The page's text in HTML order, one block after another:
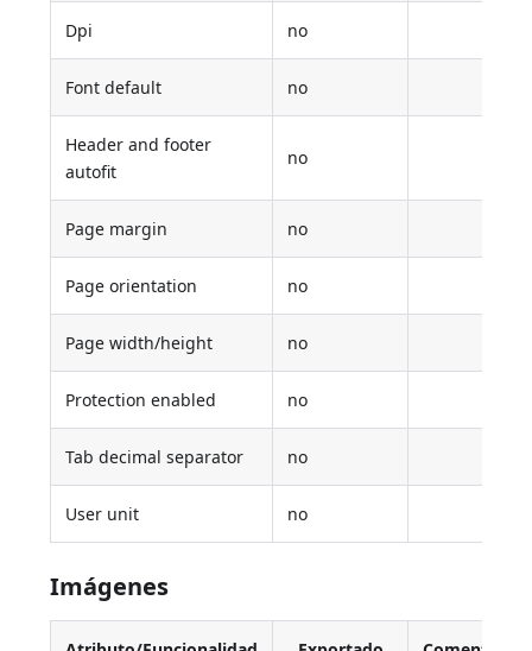
Dpi no
Font default no
Header and footer
autofit
no
Page margin no
Page orientation no
Page width/height no
Protection enabled no
Tab decimal separator no
User unit no
Imágenes